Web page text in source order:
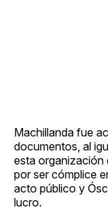
Machillanda fue
documentos, al
esta organización
por ser cómplice
acto público y
lucro.